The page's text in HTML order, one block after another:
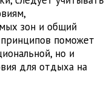
зон и общий
поможет
но и
для отдыха на